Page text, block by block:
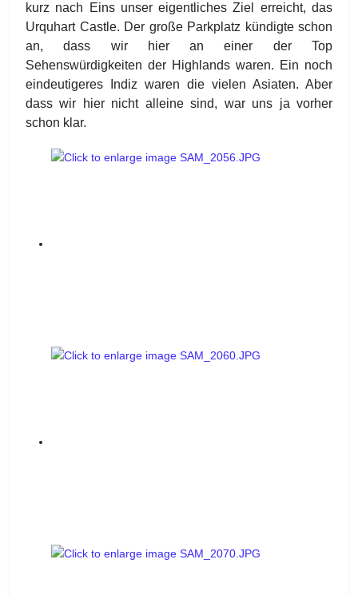
kurz nach Eins unser eigentliches Ziel erreicht, das
Urquhart Castle. Der große Parkplatz kündigte schon
an, dass wir hier an einer der Top
Sehenswürdigkeiten der Highlands waren. Ein noch
eindeutigeres Indiz waren die vielen Asiaten. Aber
dass wir hier nicht alleine sind, war uns ja vorher
schon klar.